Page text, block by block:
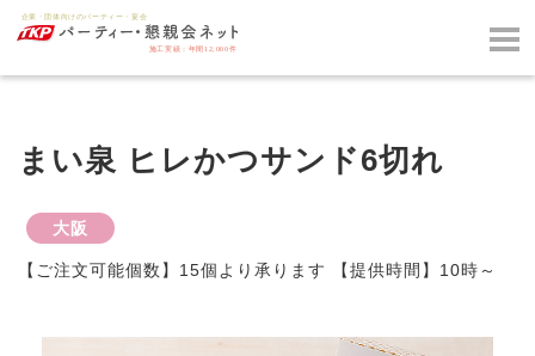
まい泉 ヒレかつサンド6切れ
大阪
【ご注文可能個数】15個より承ります 【提供時間】10時～